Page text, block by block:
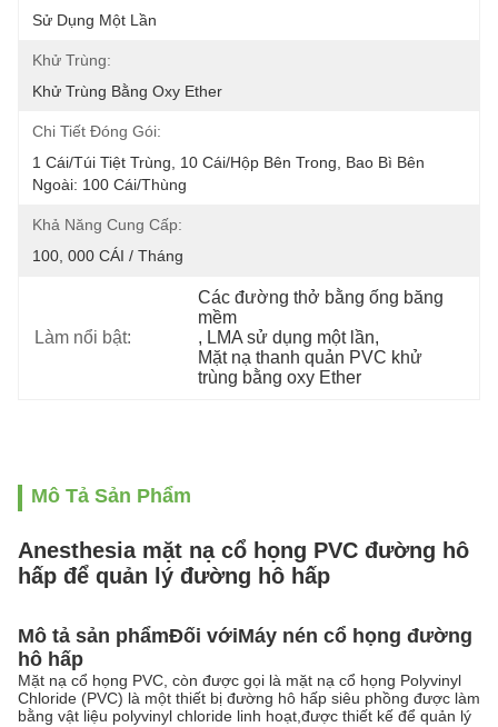
Sử Dụng Một Lần
Khử Trùng:
Khử Trùng Bằng Oxy Ether
Chi Tiết Đóng Gói:
1 Cái/túi Tiệt Trùng, 10 Cái/hộp Bên Trong, Bao Bì Bên
Ngoài: 100 Cái/thùng
Khả Năng Cung Cấp:
100, 000 CÁI / Tháng
Làm nổi bật:
Các đường thở bằng ống băng
mềm
, LMA sử dụng một lần,
Mặt nạ thanh quản PVC khử
trùng bằng oxy Ether
Mô Tả Sản Phẩm
Anesthesia mặt nạ cổ họng PVC đường hô
hấp để quản lý đường hô hấp
Mô tả sản phẩmĐối vớiMáy nén cổ họng đường
hô hấp
Mặt nạ cổ họng PVC, còn được gọi là mặt nạ cổ họng Polyvinyl
Chloride (PVC) là một thiết bị đường hô hấp siêu phồng được làm
bằng vật liệu polyvinyl chloride linh hoạt,được thiết kế để quản lý